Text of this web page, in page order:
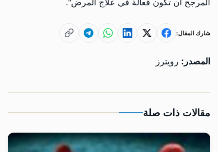
المرجح أن تكون فعالة في ​علاج المرض".
شارك المقال:
المصدر: رويترز
مقالات ذات صلة